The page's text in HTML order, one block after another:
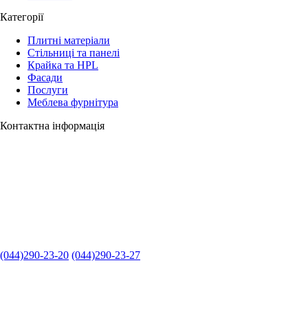
Категорії
Плитні матеріали
Стільниці та панелі
Крайка та HPL
Фасади
Послуги
Меблева фурнітура
Контактна інформація
(044)290-23-20 (044)290-23-27